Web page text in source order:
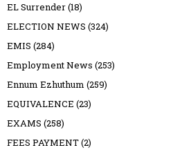
EL Surrender(18)
ELECTION NEWS (324)
EMIS (284)
Employment News (253)
Ennum Ezhuthum (259)
EQUIVALENCE (23)
EXAMS (258)
FEES PAYMENT(2)